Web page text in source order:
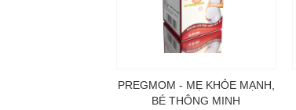
PREGMOM - MẸ KHỎE MẠNH,
BÉ THÔNG MINH